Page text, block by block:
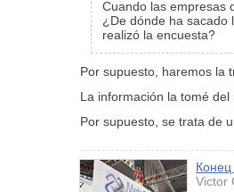
Cuando las empresas
¿De dónde ha sacado
realizó la encuesta?
Por supuesto, haremos la
La información la tomé
Por supuesto, se trata de
Victor